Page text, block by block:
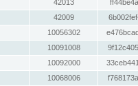
42013
42009
10056302
10091008
10092000
10068006